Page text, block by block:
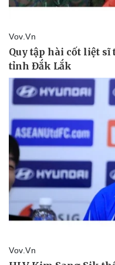
Doanh nghiệp
Thông tin doanh nghiệp
Doanh nhân
Vì cộng đồng